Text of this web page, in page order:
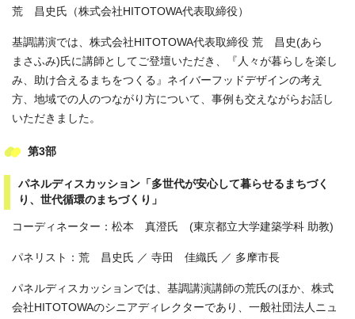
荒 昌史氏（株式会社HITOTOWA代表取締役）
基調講演では、株式会社HITOTOWA代表取締役 荒 昌史(あら
まさふみ)氏に講師としてご登壇いただき、『人々が暮らしを楽し
み、助け合えるまちをつくる』ネイバーフッドデザインの考え
方、地域での人のつながり方について、事例も交えながらお話し
いただきました。
第3部
パネルディスカッション「多世代が安心して暮らせるまちづく
り、世代循環のまちづくり」
コーディネーター：松本 真澄氏 (東京都立大学建築学科 助教)
パネリスト：荒 昌史氏 ／ 寺田 佳織氏 ／ 多摩市長
パネルディスカッションでは、基調講演講師の荒氏のほか、株式
会社HITOTOWAのシニアディレクターであり、一般社団法人ニュ